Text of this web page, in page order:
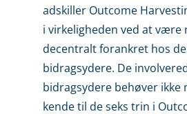
adskiller Outcome
i virkeligheden ved at være
decentralt forankret hos
bidragsydere. De
bidragsydere behøver ikke
kende til de seks trin i